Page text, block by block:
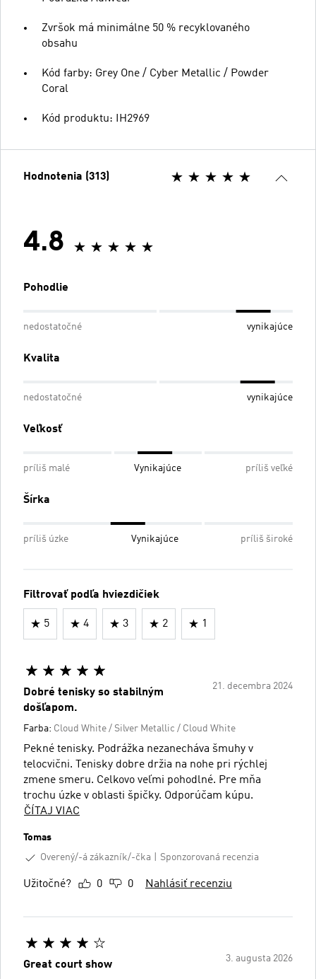
Zvršok má minimálne 50 % recyklovaného
obsahu
Kód farby: Grey One / Cyber Metallic / Powder
Coral
Kód produktu: IH2969
Hodnotenia (313)
4.8
Pohodlie
nedostatočné vynikajúce
Kvalita
nedostatočné vynikajúce
Veľkosť
príliš malé Vynikajúce príliš veľké
Šírka
príliš úzke Vynikajúce príliš široké
Filtrovať podľa hviezdičiek
5 4 3 2 1
21. decembra 2024
Dobré tenisky so stabilným
došľapom.
Farba: Cloud White / Silver Metallic / Cloud White
Pekné tenisky. Podrážka nezanecháva šmuhy v
telocvični. Tenisky dobre držia na nohe pri rýchlej
zmene smeru. Celkovo veľmi pohodlné. Pre mňa
trochu úzke v oblasti špičky. Odporúčam kúpu.
ČÍTAJ VIAC
Tomas
Overený/-á zákazník/-čka
Sponzorovaná recenzia
Užitočné? 0 0 Nahlásiť recenziu
3. augusta 2026
Great court show